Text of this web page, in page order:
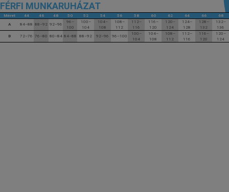
FÉRFI MUNKARUHÁZAT
Méret 44 46 48 50 52 54 56 58 60 62 64 66
68
A
84–88 88–92 92–96
96–
100
100–
104
104–
108
108–
112
112–
116
116–
120
120–
124
124–
128
128–
132
132–
136
B
72–76 76–80 80–84 84–88 88–92 92–96 96–100
100–
104
104–
108
108–
112
112–
116
116–
120
120–
124